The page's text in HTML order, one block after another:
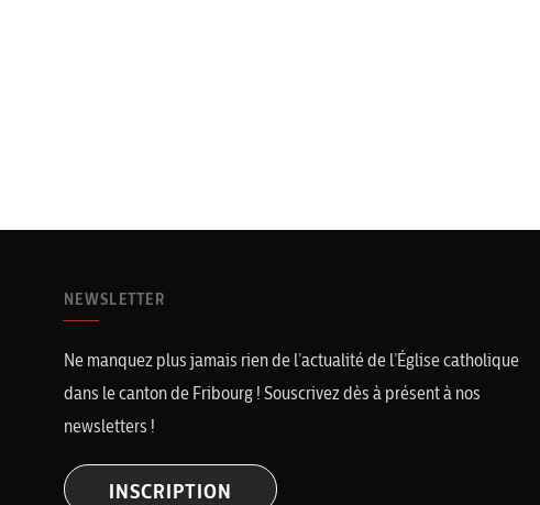
NEWSLETTER
Ne manquez plus jamais rien de l’actualité de l’Église catholique
dans le canton de Fribourg ! Souscrivez dès à présent à nos
newsletters !
INSCRIPTION